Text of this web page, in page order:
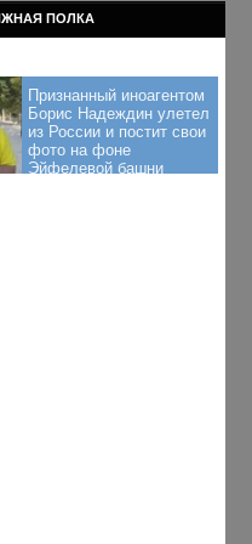
ПОЛКА
Признанный иноагентом
Борис Надеждин улетел
из России и постит свои
фото на фоне
Эйфелевой башни